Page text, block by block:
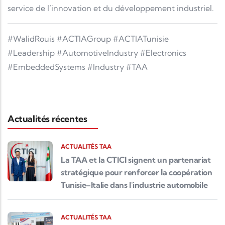
service de l’innovation et du développement industriel.
#WalidRouis #ACTIAGroup #ACTIATunisie
#Leadership #AutomotiveIndustry #Electronics
#EmbeddedSystems #Industry #TAA
Actualités récentes
ACTUALITÉS TAA
La TAA et la CTICI signent un partenariat
stratégique pour renforcer la coopération
Tunisie–Italie dans l'industrie automobile
ACTUALITÉS TAA